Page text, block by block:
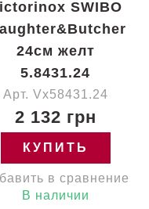
SWIBO
24см желт
5.8431.24
Арт. Vx58431.24
2 132 грн
КУПИТЬ
в сравнение
В наличии